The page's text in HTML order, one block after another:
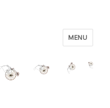
MENU